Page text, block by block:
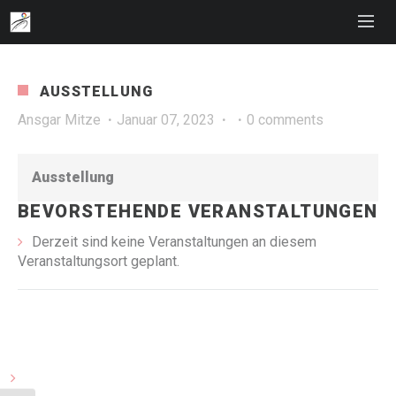
AUSSTELLUNG
Ansgar Mitze
Januar 07, 2023 0 comments
Ausstellung
BEVORSTEHENDE VERANSTALTUNGEN
Derzeit sind keine Veranstaltungen an diesem
Veranstaltungsort geplant.